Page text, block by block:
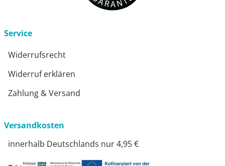
Service
Widerrufsrecht
Widerruf erklären
Zahlung & Versand
Versandkosten
innerhalb Deutschlands nur 4,95 €